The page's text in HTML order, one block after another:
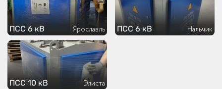
ПСС 6 кВ Ярославль ПСС 6 кВ Нальчик
ПСС 10 кВ Элиста